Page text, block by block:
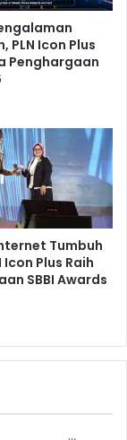
PLN Icon Plus
Penghargaan
Tumbuh
Icon Plus Raih
SBBI Awards